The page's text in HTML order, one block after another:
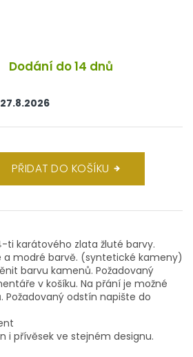
Dodání do 14 dnů
27.8.2026
PŘIDAT DO KOŠÍKU
ti karátového zlata žluté barvy.
a modré barvě. (syntetické kameny)
barvu kamenů. Požadovaný
v košíku. Na přání je možné
Požadovaný odstín napište do
i přívěsek ve stejném designu.